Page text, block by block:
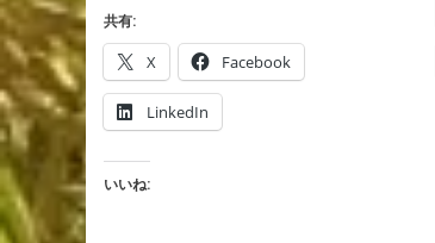
共有:
X Facebook
LinkedIn
いいね: